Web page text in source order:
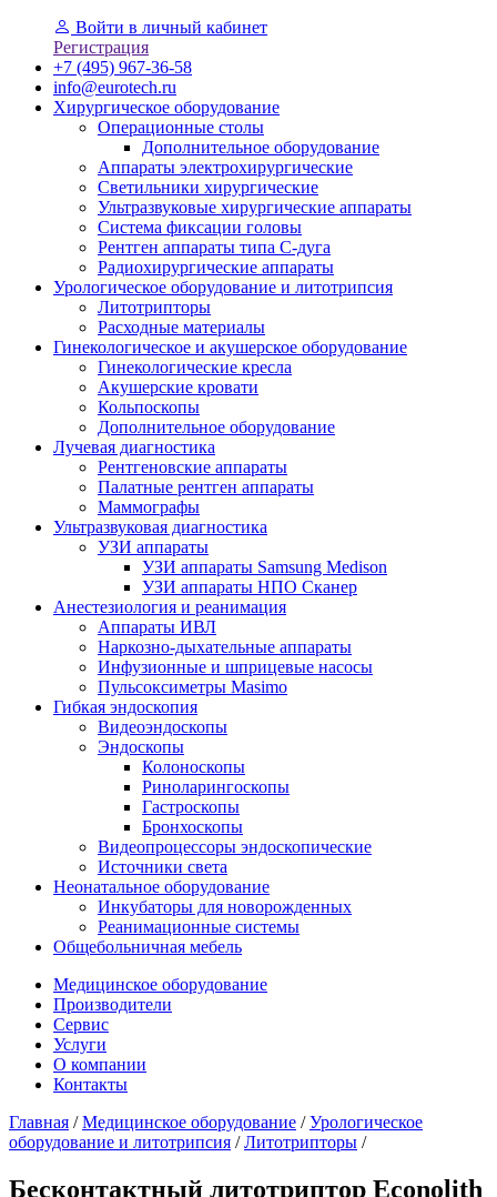
Войти в личный кабинет
Регистрация
+7 (495) 967-36-58
info@eurotech.ru
Хирургическое оборудование
Операционные столы
Дополнительное оборудование
Аппараты электрохирургические
Светильники хирургические
Ультразвуковые хирургические аппараты
Система фиксации головы
Рентген аппараты типа С-дуга
Радиохирургические аппараты
Урологическое оборудование и литотрипсия
Литотрипторы
Расходные материалы
Гинекологическое и акушерское оборудование
Гинекологические кресла
Акушерские кровати
Кольпоскопы
Дополнительное оборудование
Лучевая диагностика
Рентгеновские аппараты
Палатные рентген аппараты
Маммографы
Ультразвуковая диагностика
УЗИ аппараты
УЗИ аппараты Samsung Medison
УЗИ аппараты НПО Сканер
Анестезиология и реанимация
Аппараты ИВЛ
Наркозно-дыхательные аппараты
Инфузионные и шприцевые насосы
Пульсоксиметры Masimo
Гибкая эндоскопия
Видеоэндоскопы
Эндоскопы
Колоноскопы
Риноларингоскопы
Гастроскопы
Бронхоскопы
Видеопроцессоры эндоскопические
Источники света
Неонатальное оборудование
Инкубаторы для новорожденных
Реанимационные системы
Общебольничная мебель
Медицинское оборудование
Производители
Сервис
Услуги
О компании
Контакты
Главная / Медицинское оборудование / Урологическое
оборудование и литотрипсия / Литотрипторы /
Бесконтактный литотриптор Econolith